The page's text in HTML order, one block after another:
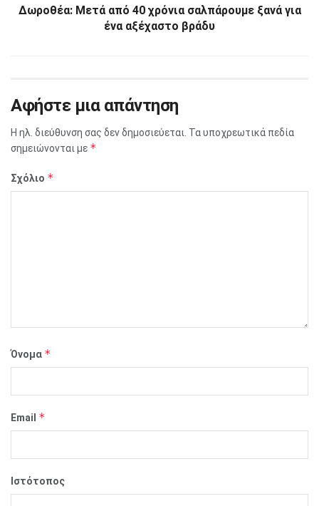
Δωροθέα: Μετά από 40 χρόνια σαλπάρουμε ξανά για
ένα αξέχαστο βράδυ
Αφήστε μια απάντηση
Η ηλ. διεύθυνση σας δεν δημοσιεύεται. Τα υποχρεωτικά πεδία
σημειώνονται με *
Σχόλιο *
Όνομα *
Email *
Ιστότοπος